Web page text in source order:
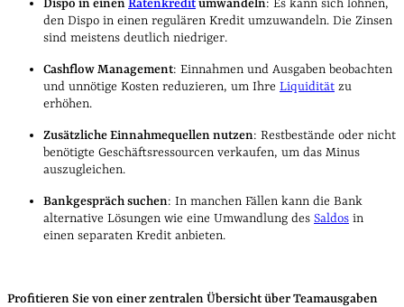
Dispo in einenRatenkreditumwandeln: Es kann sich lohnen,
den Dispo in einen regulären Kredit umzuwandeln. Die Zinsen
sind meistens deutlich niedriger.
Cashflow Management: Einnahmen und Ausgaben beobachten
und unnötige Kosten reduzieren, um Ihre Liquidität zu
erhöhen.
Zusätzliche Einnahmequellen nutzen: Restbestände oder nicht
benötigte Geschäftsressourcen verkaufen, um das Minus
auszugleichen.
Bankgespräch suchen: In manchen Fällen kann die Bank
alternative Lösungen wie eine Umwandlung des Saldos in
einen separaten Kredit anbieten.
Profitieren Sie von einer zentralen Übersicht über Teamausgaben